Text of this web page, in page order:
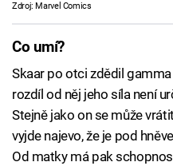
Zdroj: Marvel Comics
Co umí?
Skaar po otci zdědil
rozdíl od něj jeho síla není
Stejně jako on se může
vyjde najevo, že je pod
Od matky má pak